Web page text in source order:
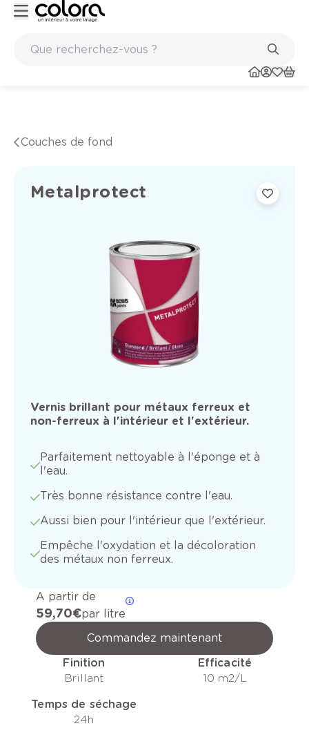
Couches de fond
Metalprotect
Vernis brillant pour métaux ferreux et
non-ferreux à l'intérieur et l'extérieur.
Parfaitement nettoyable à l'éponge et à
l'eau.
Très bonne résistance contre l'eau.
Aussi bien pour l'intérieur que l'extérieur.
Empêche l'oxydation et la décoloration
des métaux non ferreux.
A partir de
59,70 €par litre
Commandez maintenant
Finition
Brillant
Efficacité
10 m2/L
Temps de séchage
24h